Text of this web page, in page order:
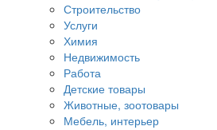
Строительство
Услуги
Химия
Недвижимость
Работа
Детские товары
Животные, зоотовары
Мебель, интерьер